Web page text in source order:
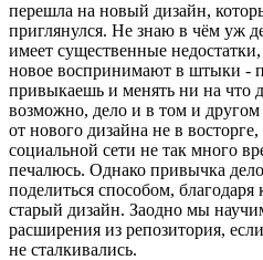
перешла на новый дизайн,
приглянулся. Не знаю в чём уж
имеет существенные
новое воспринимают в штыки -
привыкаешь и менять ни на что
возможно, дело и в том и
от нового дизайна не в
социальной сети не так много
печалюсь. Однако привычка
поделиться способом,
старый дизайн. Заодно мы
расширения из репозитория,
не сталкивались.